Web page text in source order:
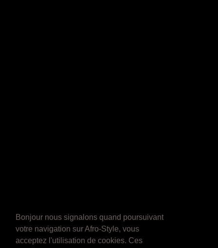
Bonjour nous signalons quand poursuivant
votre navigation sur Afro-Style, vous
acceptez l'utilisation de cookies. Ces